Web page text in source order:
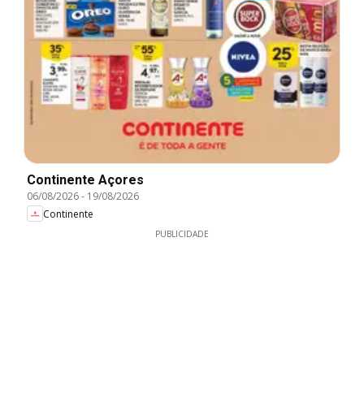
Continente Açores
06/08/2026- 19/08/2026
Continente
PUBLICIDADE